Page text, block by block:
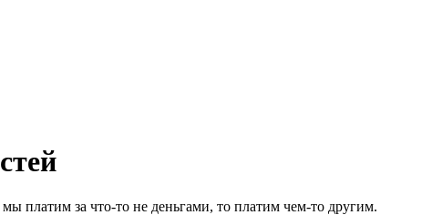
платим за что-то не деньгами, то платим чем-то другим.